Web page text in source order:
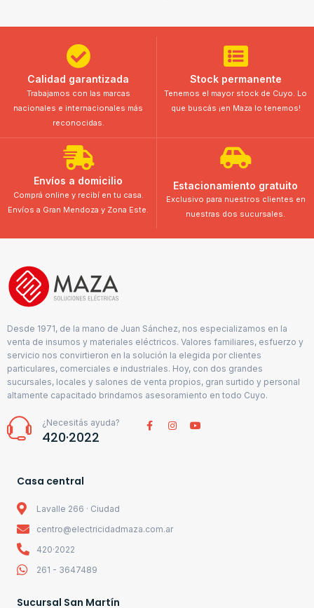
Calidad garantizada
Trabajamos con las marcas
nacionales e internacionales más
reconocidas.
Stock permanente
Tenemos el mayor stock de Cuyo. Lo
que buscás ¡en Maza lo tenemos!
Envíos a domicilio
Comprá online y recibí en tu casa.
Envíos a Gran Mendoza y Zona Este.
Estacionamiento gratuito
Exclusivo para nuestros clientes en
nuestras dos sucursales.
Desde 1971, de la mano de Juan Sánchez, nos especializamos en la
venta de insumos y materiales eléctricos. Valores familiares, esfuerzo y
servicio nos convirtieron en la solución la elegida por clientes
particulares, comerciales e industriales. Hoy, con dos grandes
sucursales, locales y salones de venta propios, gran surtido y personal
altamente capacitado brindamos asesoramiento en todo Cuyo.
¿Necesitás ayuda?
420·2022
Casa central
Lavalle 266 · Ciudad
centro@electricidadmaza.com.ar
420·2022
261 - 3647489
Sucursal San Martín